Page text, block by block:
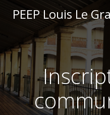
PEEP Louis Le